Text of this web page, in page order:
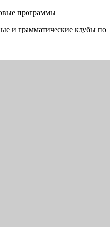
программы
и грамматические клубы по